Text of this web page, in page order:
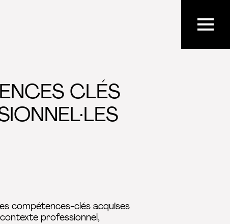
CLÉS
compétences-clés acquises
professionnel,